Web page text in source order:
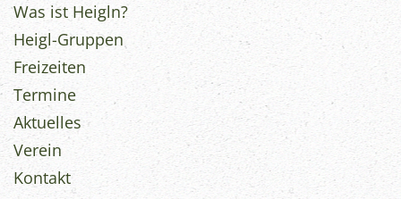
Was ist Heigln?
Heigl-Gruppen
Freizeiten
Termine
Aktuelles
Verein
Kontakt